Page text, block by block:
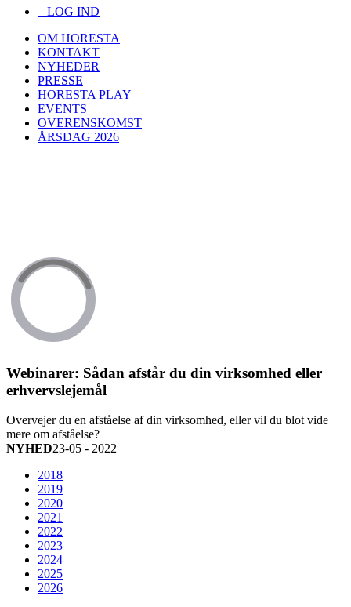
LOG IND
OM HORESTA
KONTAKT
NYHEDER
PRESSE
HORESTA PLAY
EVENTS
OVERENSKOMST
ÅRSDAG 2026
Webinarer: Sådan afstår du din virksomhed eller
erhvervslejemål
Overvejer du en afståelse af din virksomhed, eller vil du blot vide
mere om afståelse?
NYHED23-05 - 2022
2018
2019
2020
2021
2022
2023
2024
2025
2026